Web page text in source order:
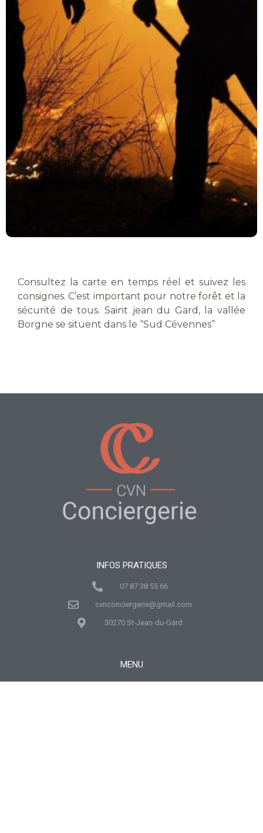
Consultez la carte en temps réel et suivez les
consignes. C’est important pour notre forêt et la
sécurité de tous. Saint jean du Gard, la vallée
Borgne se situent dans le “Sud Cévennes”
INFOS PRATIQUES
07 87 38 55 66
cvnconciergerie@gmail.com
30270 St-Jean-du-Gard
MENU